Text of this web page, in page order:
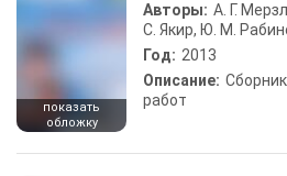
показать
обложку
Авторы: А. Г.
С. Якир, Ю. М.
Год: 2013
Описание:
работ